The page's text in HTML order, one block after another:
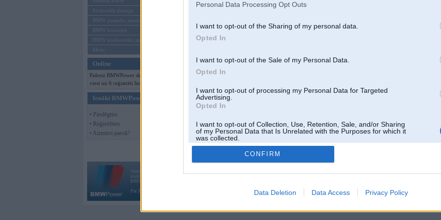
Personal Data Processing Opt Outs
I want to opt-out of the Sharing of my personal data.
Opted In
I want to opt-out of the Sale of my Personal Data.
Opted In
I want to opt-out of processing my Personal Data for Targeted
Advertising.
Opted In
I want to opt-out of Collection, Use, Retention, Sale, and/or Sharing
of my Personal Data that Is Unrelated with the Purposes for which it
was collected.
Opted Out
CONFIRM
Data Deletion Data Access Privacy Policy
Sērijveida tūnings
BMW pasaules jaunumi
BMW koncepti
BMW konkurentu jaunumi
Moto
Online
Pašreiz BMWPower skatās 123
viesi un 6 reģistrēti lietotāji.
Ienākt BMWPower
• Pieslēgties
• Reģistrēties
• Aizmirsi paroli?
Vortāls BMWPower.lv darbojas
kopš 2002. gada 14. maija. Tas nav auto klubs un nav saistīts ar
BMW AG.
Par BMWPower